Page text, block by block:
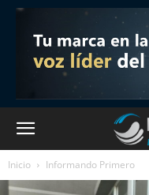
Inicio Informando Primero